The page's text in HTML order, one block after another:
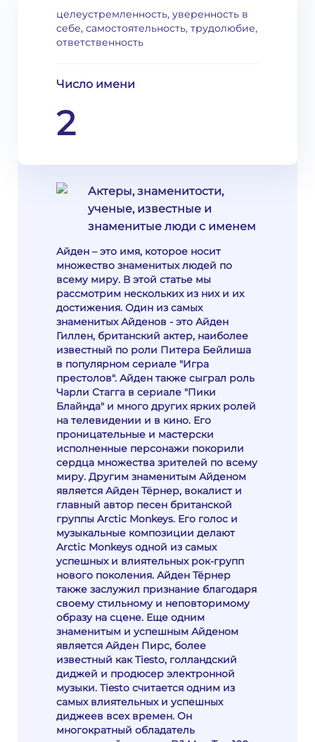
целеустремленность, уверенность в
себе, самостоятельность, трудолюбие,
ответственность
Число имени
2
Актеры, знаменитости,
ученые, известные и
знаменитые люди с именем
Айден – это имя, которое носит
множество знаменитых людей по
всему миру. В этой статье мы
рассмотрим нескольких из них и их
достижения. Один из самых
знаменитых Айденов - это Айден
Гиллен, британский актер, наиболее
известный по роли Питера Бейлиша
в популярном сериале "Игра
престолов". Айден также сыграл роль
Чарли Стагга в сериале "Пики
Блайнда" и много других ярких ролей
на телевидении и в кино. Его
проницательные и мастерски
исполненные персонажи покорили
сердца множества зрителей по всему
миру. Другим знаменитым Айденом
является Айден Тёрнер, вокалист и
главный автор песен британской
группы Arctic Monkeys. Его голос и
музыкальные композиции делают
Arctic Monkeys одной из самых
успешных и влиятельных рок-групп
нового поколения. Айден Тёрнер
также заслужил признание благодаря
своему стильному и неповторимому
образу на сцене. Еще одним
знаменитым и успешным Айденом
является Айден Пирс, более
известный как Tiesto, голландский
диджей и продюсер электронной
музыки. Tiesto считается одним из
самых влиятельных и успешных
диджеев всех времен. Он
многократный обладатель